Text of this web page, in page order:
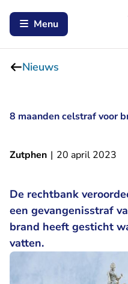
Menu
Nieuws
8 maanden celstraf voor
Zutphen | 20 april 2023
De rechtbank
een gevangenisstraf
brand heeft gesticht
vatten.